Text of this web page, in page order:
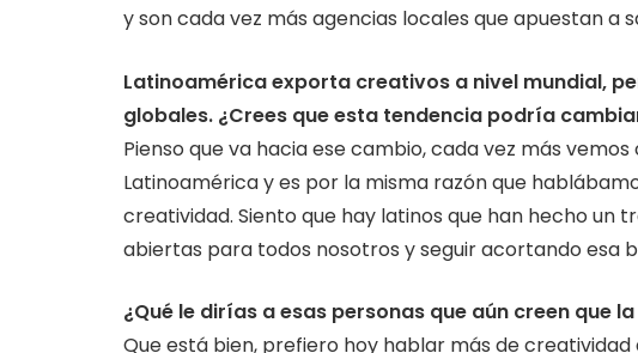
y son cada vez más agencias locales que apuestan a
Latinoamérica exporta creativos a nivel mundial,
globales. ¿Crees que esta tendencia podría
Pienso que va hacia ese cambio, cada vez más
Latinoamérica y es por la misma razón que
creatividad. Siento que hay latinos que han hecho un
abiertas para todos nosotros y seguir acortando esa
¿Qué le dirías a esas personas que aún creen que
Que está bien, prefiero hoy hablar más de creatividad